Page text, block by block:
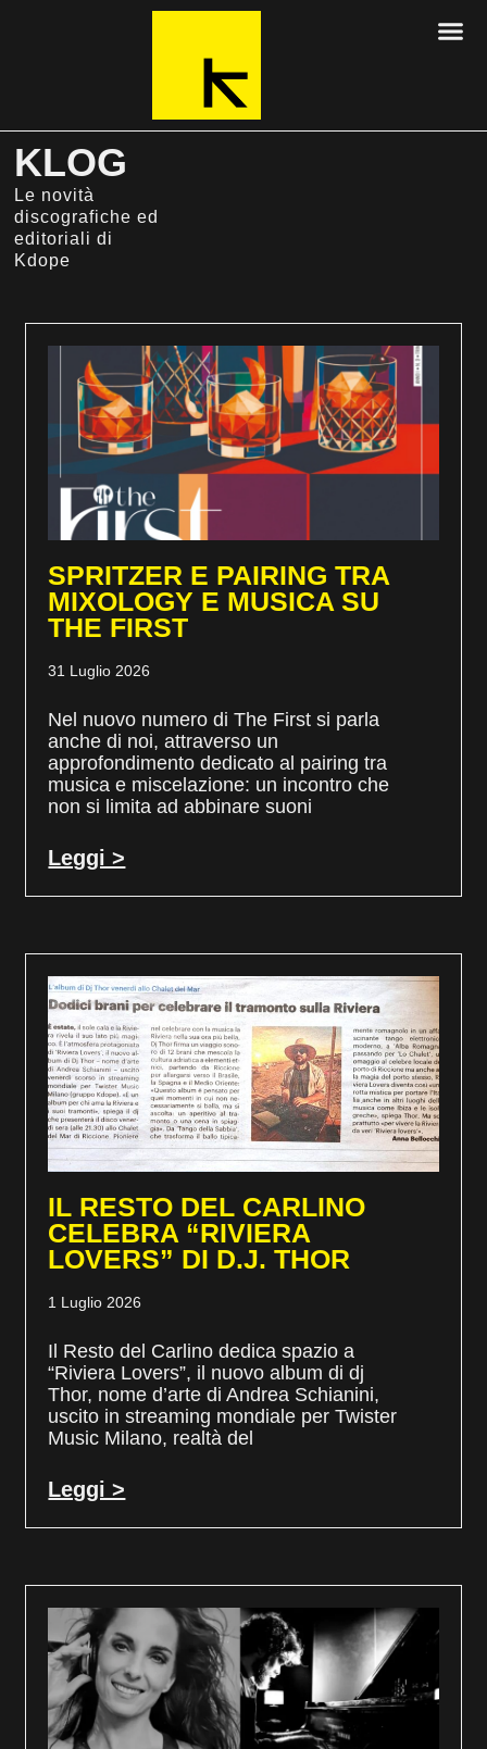
KLOG
Le novità
discografiche ed
editoriali di
Kdope
SPRITZER E PAIRING TRA
MIXOLOGY E MUSICA SU
THE FIRST
31 Luglio 2026
Nel nuovo numero di The First si parla
anche di noi, attraverso un
approfondimento dedicato al pairing tra
musica e miscelazione: un incontro che
non si limita ad abbinare suoni
Leggi >
IL RESTO DEL CARLINO
CELEBRA “RIVIERA
LOVERS” DI D.J. THOR
1 Luglio 2026
Il Resto del Carlino dedica spazio a
“Riviera Lovers”, il nuovo album di dj
Thor, nome d’arte di Andrea Schianini,
uscito in streaming mondiale per Twister
Music Milano, realtà del
Leggi >